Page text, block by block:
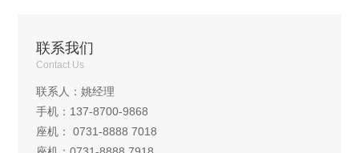
联系我们
Contact Us
联系人：姚经理
手机：137-8700-9868
座机： 0731-8888 7018